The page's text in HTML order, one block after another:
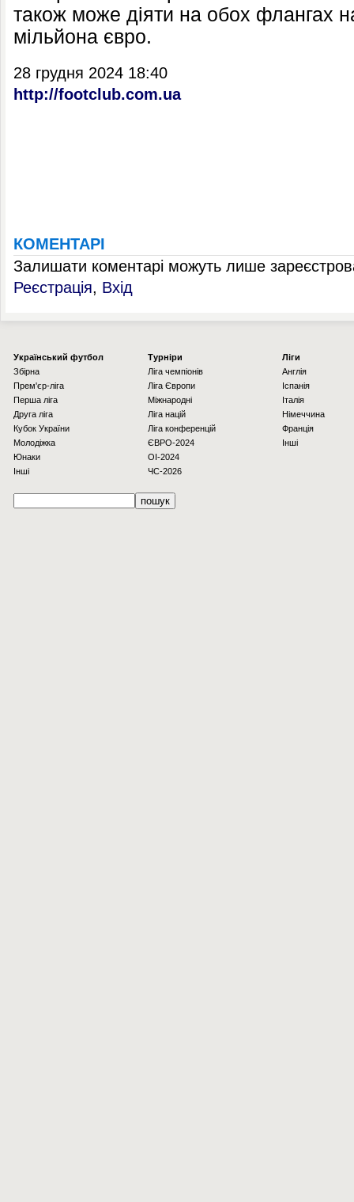
також може діяти на обох флангах
мільйона євро.
28 грудня 2024 18:40
http://footclub.com.ua
КОМЕНТАРІ
Залишати коментарі можуть лише
Реєстрація, Вхід
Українcький футбол
Збірна
Прем'єр-ліга
Перша ліга
Друга ліга
Кубок України
Молодіжка
Юнаки
Інші
Турніри
Ліга чемпіонів
Ліга Європи
Міжнародні
Ліга націй
Ліга конференцій
ЄВРО-2024
OI-2024
ЧС-2026
Ліги
Англія
Іспанія
Італія
Німеччина
Франція
Інші